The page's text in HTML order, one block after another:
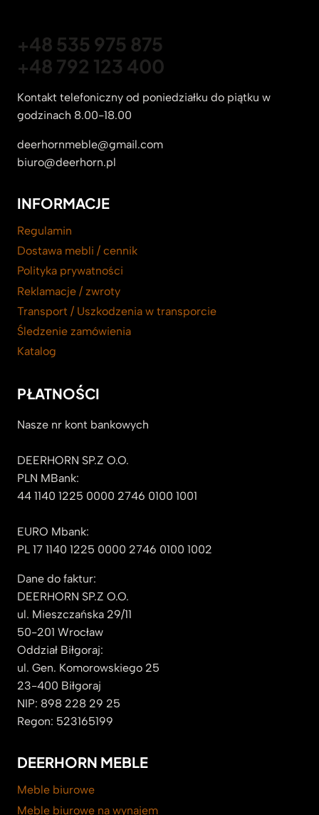
+48 535 975 875
+48 792 123 400
Kontakt telefoniczny od poniedziałku do piątku w
godzinach 8.00-18.00
deerhornmeble@gmail.com
biuro@deerhorn.pl
INFORMACJE
Regulamin
Dostawa mebli / cennik
Polityka prywatności
Reklamacje / zwroty
Transport / Uszkodzenia w transporcie
Śledzenie zamówienia
Katalog
PŁATNOŚCI
Nasze nr kont bankowych
DEERHORN SP.Z O.O.
PLN MBank:
44 1140 1225 0000 2746 0100 1001
EURO Mbank:
PL 17 1140 1225 0000 2746 0100 1002
Dane do faktur:
DEERHORN SP.Z O.O.
ul. Mieszczańska 29/11
50-201 Wrocław
Oddział Biłgoraj:
ul. Gen. Komorowskiego 25
23-400 Biłgoraj
NIP: 898 228 29 25
Regon: 523165199
DEERHORN MEBLE
Meble biurowe
Meble biurowe na wynajem